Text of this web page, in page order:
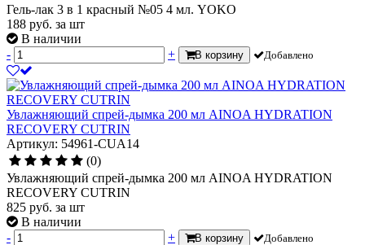
Гель-лак 3 в 1 красный №05 4 мл. YOKO
188 руб. за шт
В наличии
-
+ В корзину Добавлено
Увлажняющий спрей-дымка 200 мл AINOA HYDRATION
RECOVERY CUTRIN
Артикул: 54961-CUA14
(0)
Увлажняющий спрей-дымка 200 мл AINOA HYDRATION
RECOVERY CUTRIN
825 руб. за шт
В наличии
-
+ В корзину Добавлено